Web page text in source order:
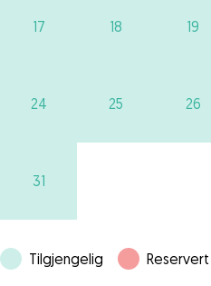
17 18 19
24 25 26
31
Tilgjengelig Reservert